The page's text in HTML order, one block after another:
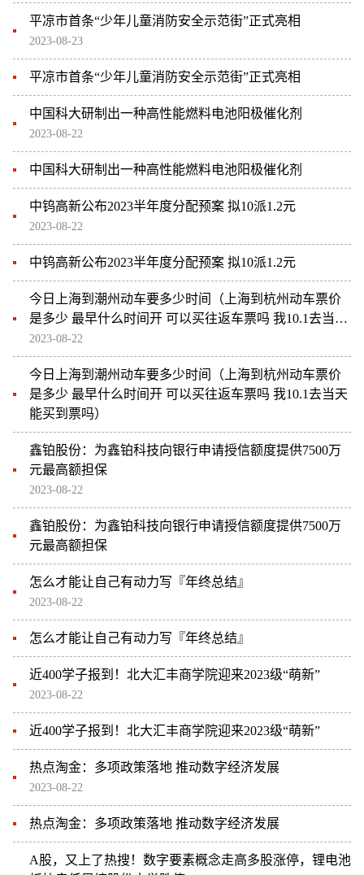
平凉市首条“少年儿童消防安全示范街”正式亮相
2023-08-23
平凉市首条“少年儿童消防安全示范街”正式亮相
中国科大研制出一种高性能燃料电池阳极催化剂
2023-08-22
中国科大研制出一种高性能燃料电池阳极催化剂
中钨高新公布2023半年度分配预案 拟10派1.2元
2023-08-22
中钨高新公布2023半年度分配预案 拟10派1.2元
今日上海到潮州动车要多少时间（上海到杭州动车票价
是多少 最早什么时间开 可以买往返车票吗 我10.1去当天
能买到票吗）
2023-08-22
今日上海到潮州动车要多少时间（上海到杭州动车票价
是多少 最早什么时间开 可以买往返车票吗 我10.1去当天
能买到票吗）
鑫铂股份：为鑫铂科技向银行申请授信额度提供7500万
元最高额担保
2023-08-22
鑫铂股份：为鑫铂科技向银行申请授信额度提供7500万
元最高额担保
怎么才能让自己有动力写『年终总结』
2023-08-22
怎么才能让自己有动力写『年终总结』
近400学子报到！北大汇丰商学院迎来2023级“萌新”
2023-08-22
近400学子报到！北大汇丰商学院迎来2023级“萌新”
热点淘金：多项政策落地 推动数字经济发展
2023-08-22
热点淘金：多项政策落地 推动数字经济发展
A股，又上了热搜！数字要素概念走高多股涨停，锂电池